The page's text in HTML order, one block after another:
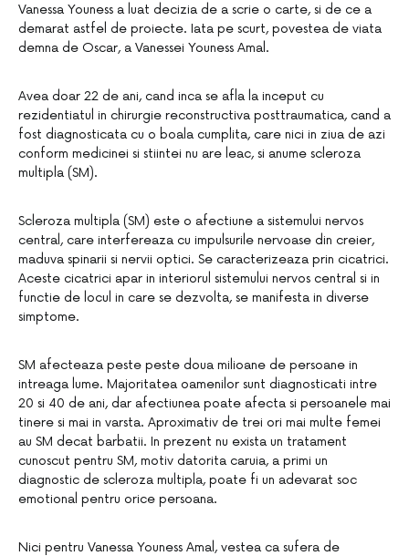
Vanessa Youness a luat decizia de a scrie o carte, si de ce a
demarat astfel de proiecte. Iata pe scurt, povestea de viata
demna de Oscar, a Vanessei Youness Amal.
Avea doar 22 de ani, cand inca se afla la inceput cu
rezidentiatul in chirurgie reconstructiva posttraumatica, cand a
fost diagnosticata cu o boala cumplita, care nici in ziua de azi
conform medicinei si stiintei nu are leac, si anume scleroza
multipla (SM).
Scleroza multipla (SM) este o afectiune a sistemului nervos
central, care interfereaza cu impulsurile nervoase din creier,
maduva spinarii si nervii optici. Se caracterizeaza prin cicatrici.
Aceste cicatrici apar in interiorul sistemului nervos central si in
functie de locul in care se dezvolta, se manifesta in diverse
simptome.
SM afecteaza peste peste doua milioane de persoane in
intreaga lume. Majoritatea oamenilor sunt diagnosticati intre
20 si 40 de ani, dar afectiunea poate afecta si persoanele mai
tinere si mai in varsta. Aproximativ de trei ori mai multe femei
au SM decat barbatii. In prezent nu exista un tratament
cunoscut pentru SM, motiv datorita caruia, a primi un
diagnostic de scleroza multipla, poate fi un adevarat soc
emotional pentru orice persoana.
Nici pentru Vanessa Youness Amal, vestea ca sufera de